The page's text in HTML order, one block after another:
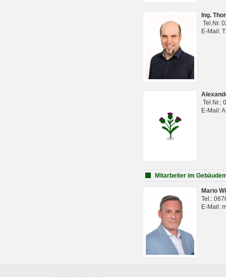
Ing.
Tel.Nr.
E-Mail:
Tel.Nr.:
E-Mail:
Mitarbeiter im
Mario
Tel.:
E-Mail: